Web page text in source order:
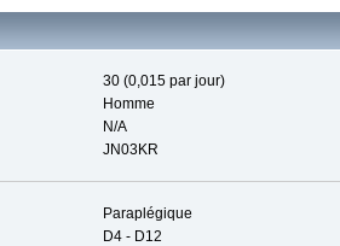
30 (0,015 par jour)
Homme
N/A
JN03KR
Paraplégique
D4 - D12